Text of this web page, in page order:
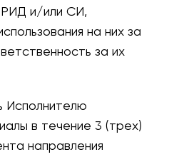
РИД и/или СИ,
на них за
за их
Исполнителю
в течение 3 (трех)
направления